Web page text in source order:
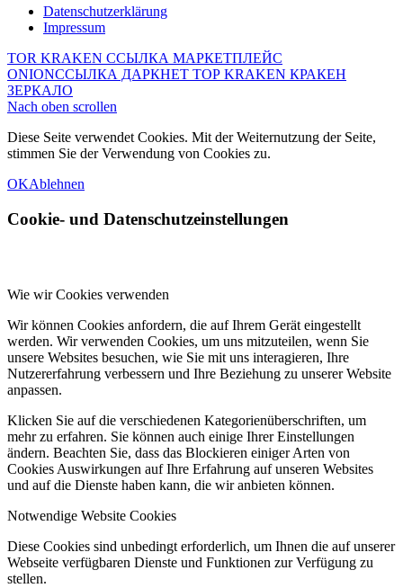
Datenschutzerklärung
Impressum
TOR KRAKEN ССЫЛКА МАРКЕТПЛЕЙС
ONIONССЫЛКА ДАРКНЕТ ТОР KRAKEN КРАКЕН
ЗЕРКАЛО
Nach oben scrollen
Diese Seite verwendet Cookies. Mit der Weiternutzung der Seite,
stimmen Sie der Verwendung von Cookies zu.
OKAblehnen
Cookie- und Datenschutzeinstellungen
Wie wir Cookies verwenden
Wir können Cookies anfordern, die auf Ihrem Gerät eingestellt
werden. Wir verwenden Cookies, um uns mitzuteilen, wenn Sie
unsere Websites besuchen, wie Sie mit uns interagieren, Ihre
Nutzererfahrung verbessern und Ihre Beziehung zu unserer Website
anpassen.
Klicken Sie auf die verschiedenen Kategorienüberschriften, um
mehr zu erfahren. Sie können auch einige Ihrer Einstellungen
ändern. Beachten Sie, dass das Blockieren einiger Arten von
Cookies Auswirkungen auf Ihre Erfahrung auf unseren Websites
und auf die Dienste haben kann, die wir anbieten können.
Notwendige Website Cookies
Diese Cookies sind unbedingt erforderlich, um Ihnen die auf unserer
Webseite verfügbaren Dienste und Funktionen zur Verfügung zu
stellen.